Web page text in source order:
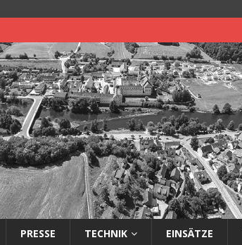
PRESSE TECHNIK EINSÄTZE